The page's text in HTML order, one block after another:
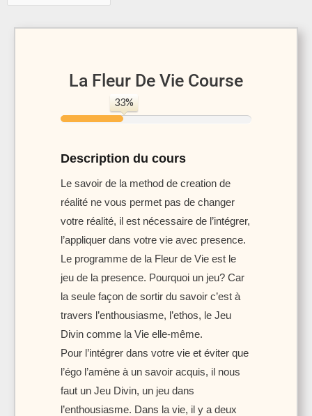
La Fleur De Vie Course
33%
Description du cours
Le savoir de la method de creation de
réalité ne vous permet pas de changer
votre réalité, il est nécessaire de l’intégrer,
l’appliquer dans votre vie avec presence.
Le programme de la Fleur de Vie est le
jeu de la presence. Pourquoi un jeu? Car
la seule façon de sortir du savoir c’est à
travers l’enthousiasme, l’ethos, le Jeu
Divin comme la Vie elle-même.
Pour l’intégrer dans votre vie et éviter que
l’égo l’amène à un savoir acquis, il nous
faut un Jeu Divin, un jeu dans
l’enthousiasme. Dans la vie, il y a deux